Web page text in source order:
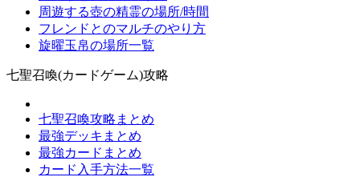
周遊する壺の精霊の場所/時間
フレンドとのマルチのやり方
旋曜玉帛の場所一覧
七聖召喚(カードゲーム)攻略
七聖召喚攻略まとめ
最強デッキまとめ
最強カードまとめ
カード入手方法一覧